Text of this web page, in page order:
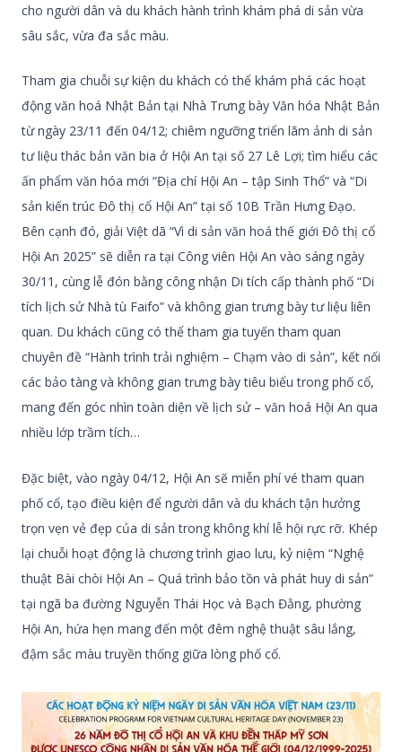
cho người dân và du khách hành trình khám phá di sản vừa
sâu sắc, vừa đa sắc màu.
Tham gia chuỗi sự kiện du khách có thể khám phá các hoạt
động văn hoá Nhật Bản tại Nhà Trưng bày Văn hóa Nhật Bản
từ ngày 23/11 đến 04/12; chiêm ngưỡng triển lãm ảnh di sản
tư liệu thác bản văn bia ở Hội An tại số 27 Lê Lợi; tìm hiểu các
ấn phẩm văn hóa mới “Địa chí Hội An – tập Sinh Thổ” và “Di
sản kiến trúc Đô thị cổ Hội An” tại số 10B Trần Hưng Đạo.
Bên cạnh đó, giải Việt dã “Vì di sản văn hoá thế giới Đô thị cổ
Hội An 2025” sẽ diễn ra tại Công viên Hội An vào sáng ngày
30/11, cùng lễ đón bằng công nhận Di tích cấp thành phố “Di
tích lịch sử Nhà tù Faifo” và không gian trưng bày tư liệu liên
quan. Du khách cũng có thể tham gia tuyến tham quan
chuyên đề “Hành trình trải nghiệm – Chạm vào di sản”, kết nối
các bảo tàng và không gian trưng bày tiêu biểu trong phố cổ,
mang đến góc nhìn toàn diện về lịch sử – văn hoá Hội An qua
nhiều lớp trầm tích…
Đặc biệt, vào ngày 04/12, Hội An sẽ miễn phí vé tham quan
phố cổ, tạo điều kiện để người dân và du khách tận hưởng
trọn vẹn vẻ đẹp của di sản trong không khí lễ hội rực rỡ. Khép
lại chuỗi hoạt động là chương trình giao lưu, kỷ niệm “Nghệ
thuật Bài chòi Hội An – Quá trình bảo tồn và phát huy di sản”
tại ngã ba đường Nguyễn Thái Học và Bạch Đằng, phường
Hội An, hứa hẹn mang đến một đêm nghệ thuật sâu lắng,
đậm sắc màu truyền thống giữa lòng phố cổ.